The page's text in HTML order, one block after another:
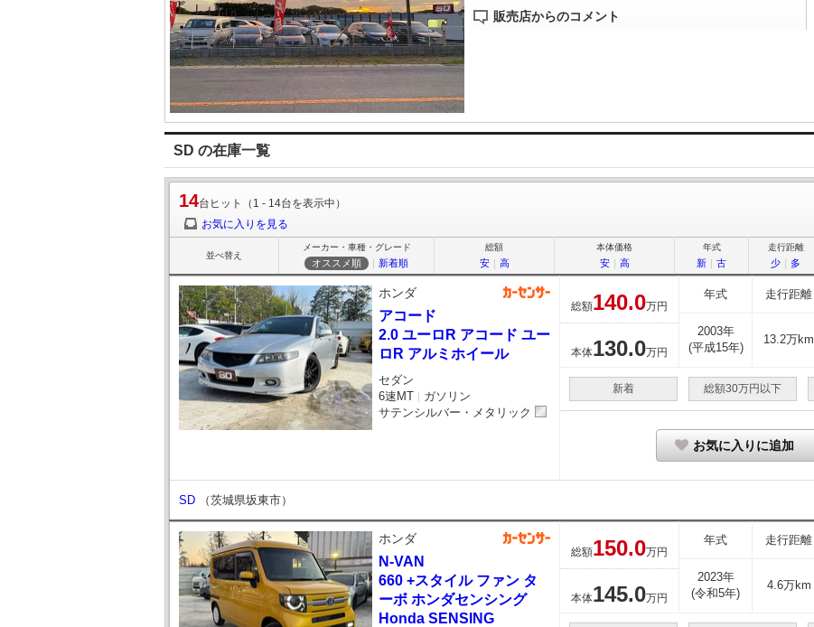
販売店からのコメント
SD の在庫一覧
14台ヒット（1 - 14台を表示中）
お気に入りを見る
並べ替え
メーカー・車種・グレード
オススメ順 ｜ 新着順
総額
安｜ 高
本体価格
安｜ 高
年式
新 ｜ 古
走行距離
少 ｜ 多
ホンダ
アコード
2.0 ユーロR アコード ユー
ロR アルミホイール
セダン
6速MT ｜ ガソリン
サテンシルバー・メタリック
総額140.0万円
本体130.0万円
年式 走行距離
2003年
(平成15年)
13.2万km
新着 総額30万円以下
お気に入りに追加
SD （茨城県坂東市）
ホンダ
N-VAN
660 +スタイル ファン タ
ーボ ホンダセンシング
Honda SENSING
総額150.0万円
本体145.0万円
年式 走行距離
2023年
(令和5年)
4.6万km